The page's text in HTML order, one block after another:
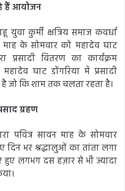
हैं आयोजन
युवा कुर्मी क्षत्रिय समाज कवर्धा
माह के सोमवार को महादेव घाट
प्रसादी वितरण का कार्यक्रम
घाट डोंगरिया में प्रसादी
है जो कि शाम तक चलता रहता है।
ग्रहण
पवित्र सावन माह के सोमवार
दिन भर श्रद्धालुओं का तांता लगा
लगभग दस हज़ार से भी ज्यादा